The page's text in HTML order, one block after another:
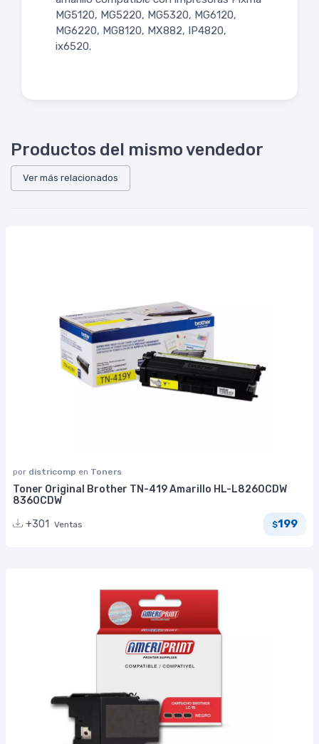
MG5120, MG5220, MG5320, MG6120,
MG6220, MG8120, MX882, IP4820,
ix6520.
Productos del mismo vendedor
Ver más relacionados
por districomp en Toners
Toner Original Brother TN-419 Amarillo HL-L8260CDW
8360CDW
+301
Ventas $199